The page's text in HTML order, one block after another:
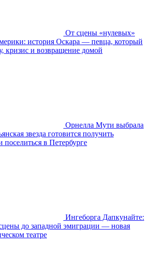
От сцены «нулевых»
история Оскара — певца, который
кризис и возвращение домой
Орнелла Мути выбрала
звезда готовится получить
поселиться в Петербурге
Ингеборга Дапкунайте:
до западной эмиграции — новая
театре